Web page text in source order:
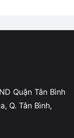
Quận Tân Bình
Q. Tân Bình,